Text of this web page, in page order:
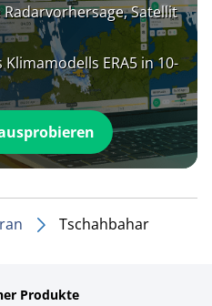
Satellit
ERA5 in 10-
Tschahbahar
Produkte